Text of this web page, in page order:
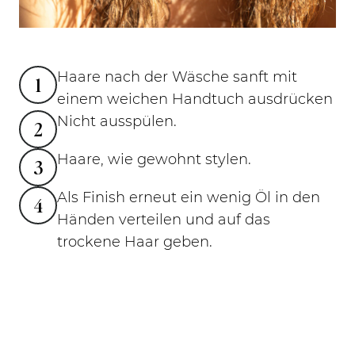
1
Haare nach der Wäsche sanft mit
einem weichen Handtuch ausdrücken
2 Nicht ausspülen.
3 Haare, wie gewohnt stylen.
4
Als Finish erneut ein wenig Öl in den
Händen verteilen und auf das
trockene Haar geben.